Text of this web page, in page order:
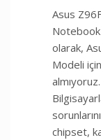
Asus
olarak,
Modeli
chipset,